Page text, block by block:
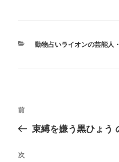
カ
動物占いライオンの芸能人
投
ビ
前
の
稿
前
束縛を嫌う黒ひょう
次
次